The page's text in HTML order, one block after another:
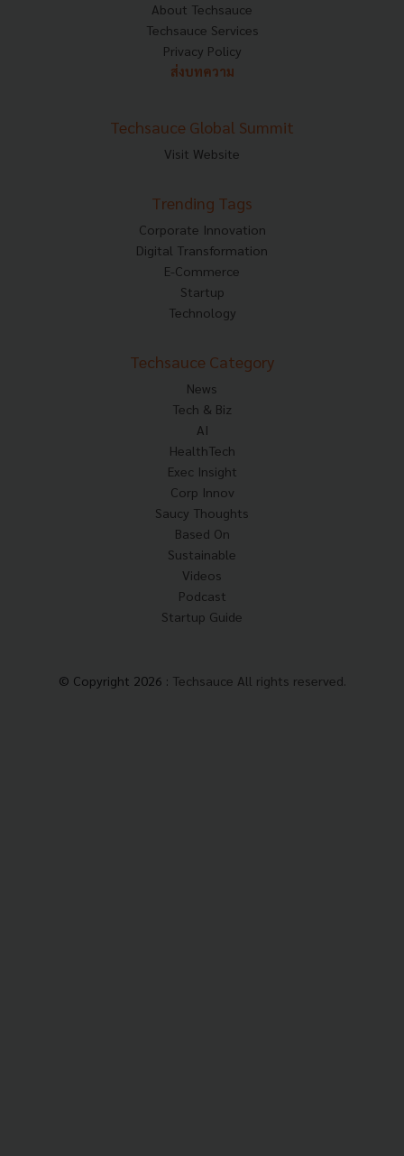
About Techsauce
Techsauce Services
Privacy Policy
ส่งบทความ
Techsauce Global Summit
Visit Website
Trending Tags
Corporate Innovation
Digital Transformation
E-Commerce
Startup
Technology
Techsauce Category
News
Tech & Biz
AI
HealthTech
Exec Insight
Corp Innov
Saucy Thoughts
Based On
Sustainable
Videos
Podcast
Startup Guide
© Copyright 2026 : Techsauce All rights reserved.